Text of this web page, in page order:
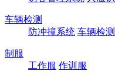
车辆检测
防冲撞系统 车辆检
制服
工作服 作训服